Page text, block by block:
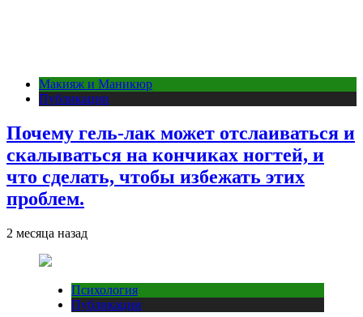
Макияж и Маникюр
Публикации
Почему гель-лак может отслаиваться и
скалываться на кончиках ногтей, и
что сделать, чтобы избежать этих
проблем.
2 месяца назад
Психология
Публикации